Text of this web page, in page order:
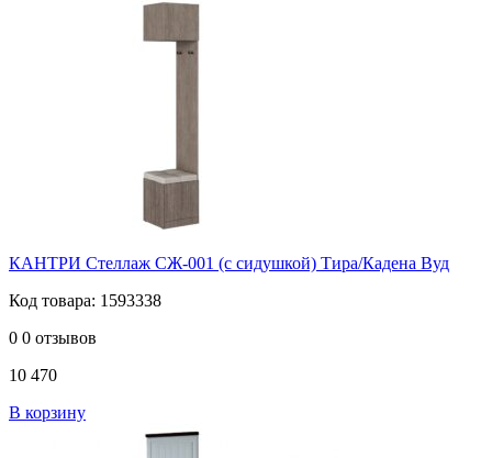
КАНТРИ Стеллаж СЖ-001 (с сидушкой) Тира/Кадена Вуд
Код товара: 1593338
0 0 отзывов
10 470
В корзину